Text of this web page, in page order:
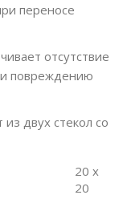
переносе
отсутствие
и повреждению
двух стекол со
20 х
20